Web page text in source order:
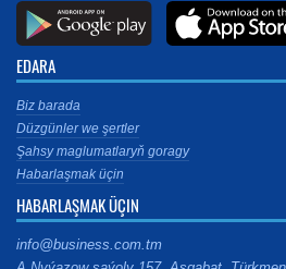
EDARA
Biz barada
Düzgünler we şertler
Şahsy maglumatlaryň goragy
Habarlaşmak üçin
HABARLAŞMAK ÜÇIN
info@business.com.tm